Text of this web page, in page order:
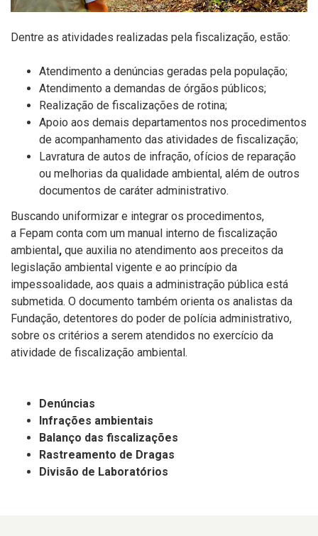
Dentre as atividades realizadas pela fiscalização, estão:
Atendimento a denúncias geradas pela população;
Atendimento a demandas de órgãos públicos;
Realização de fiscalizações de rotina;
Apoio aos demais departamentos nos procedimentos
de acompanhamento das atividades de fiscalização;
Lavratura de autos de infração, ofícios de reparação
ou melhorias da qualidade ambiental, além de outros
documentos de caráter administrativo.
Buscando uniformizar e integrar os procedimentos,
a Fepam conta com um manual interno de fiscalização
ambiental, que auxilia no atendimento aos preceitos da
legislação ambiental vigente e ao princípio da
impessoalidade, aos quais a administração pública está
submetida. O documento também orienta os analistas da
Fundação, detentores do poder de polícia administrativo,
sobre os critérios a serem atendidos no exercício da
atividade de fiscalização ambiental.
Denúncias
Infrações ambientais
Balanço das fiscalizações
Rastreamento de Dragas
Divisão de Laboratórios